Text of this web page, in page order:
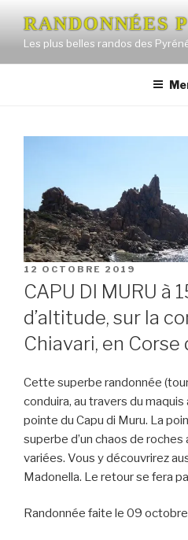
contenu
principal
RANDONNÉES
Les plus belles randos des
PUBLIÉ
LE
12 OCTOBRE 2019
CAPU DI MURU à
d’altitude, sur la
Chiavari, en Corse
Cette superbe randonnée
conduira, au travers du maquis
pointe du Capu di Muru. La
superbe d’un chaos de
variées. Vous y découvrirez
Madonella. Le retour se fera
Randonnée faite le 09